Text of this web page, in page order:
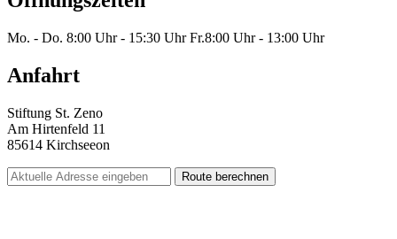
Mo. - Do. 8:00 Uhr - 15:30 Uhr Fr.8:00 Uhr - 13:00 Uhr
Anfahrt
Stiftung St. Zeno
Am Hirtenfeld 11
85614 Kirchseeon
Route berechnen